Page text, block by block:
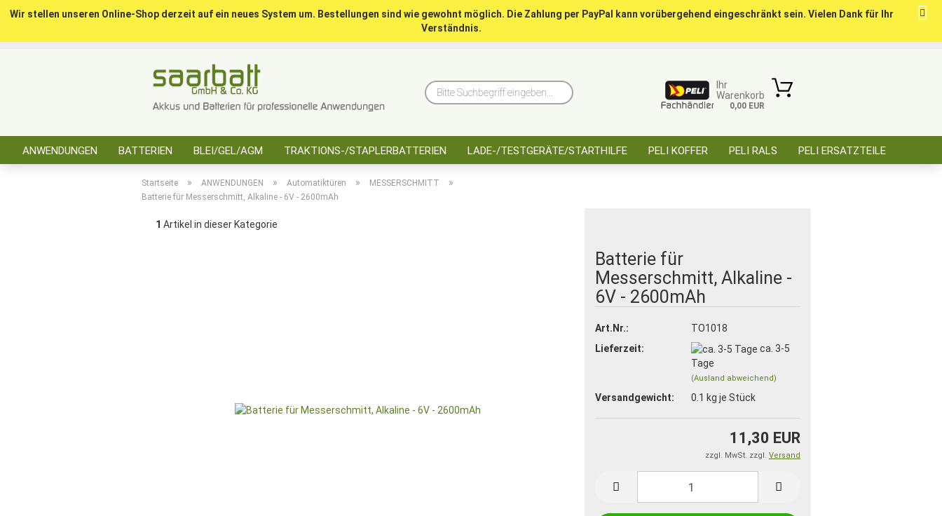
Passwort
Passwort vergessen?
Bitte
Ihr
Warenkorb
0,00 EUR
Wir stellen unseren Online-Shop derzeit auf ein neues System um. Bestellungen sind wie gewohnt möglich. Die Zahlung per PayPal kann vorübergehend eingeschränkt sein. Vielen Dank für Ihr
Verständnis.
ANWENDUNGEN BATTERIEN BLEI/GEL/AGM TRAKTIONS-/STAPLERBATTERIEN LADE-/TESTGERÄTE/STARTHILFE PELI KOFFER PELI RALS PELI ERSATZTEILE
Startseite » ANWENDUNGEN » Automatiktüren » MESSERSCHMITT »
Batterie für Messerschmitt, Alkaline - 6V - 2600mAh
1 Artikel in dieser Kategorie
Batterie für
Messerschmitt, Alkaline -
6V - 2600mAh
Art.Nr.:
TO1018
Lieferzeit:
ca. 3-5
Tage
(Ausland abweichend)
Versandgewicht: 0.1 kg je Stück
11,30 EUR
zzgl. MwSt. zzgl. Versand